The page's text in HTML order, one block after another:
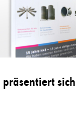
präsentiert